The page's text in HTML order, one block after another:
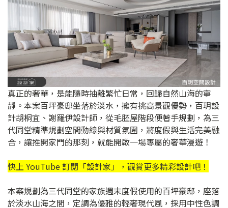
真正的奢華，是能隨時抽離繁忙日常，回歸自然山海的寧
靜。本案百坪豪邸坐落於淡水，擁有挑高景觀優勢，百玥設
計胡桐宜、謝羅伊設計師，從毛胚屋階段便著手規劃，為三
代同堂精準規劃空間動線與材質氛圍，將度假與生活完美融
合，讓推開家門的那刻，就能開啟一場專屬的奢華漫遊！
快上 YouTube 訂閱「設計家 」，觀賞更多精彩設計吧！
本案規劃為三代同堂的家族週末度假使用的百坪豪邸，座落
於淡水山海之間，定調為優雅的輕奢現代風，採用中性色調